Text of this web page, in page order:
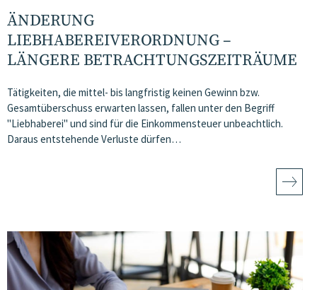
ÄNDERUNG
LIEBHABEREIVERORDNUNG –
LÄNGERE BETRACHTUNGSZEITRÄUME
Tätigkeiten, die mittel- bis langfristig keinen Gewinn bzw.
Gesamtüberschuss erwarten lassen, fallen unter den Begriff
"Liebhaberei" und sind für die Einkommensteuer unbeachtlich.
Daraus entstehende Verluste dürfen…